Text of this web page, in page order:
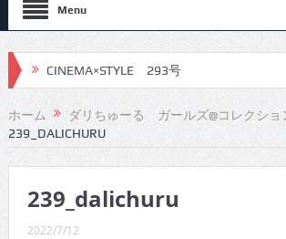
Menu
CINEMA×STYLE 293号
CINEMA×STYLE 292号
CINEMA×STYLE 291号
CINEMA×STYLE 289号
ホーム
ダリちゅーる ガールズ@コレクショ
239_DALICHURU
239_dalichuru
2022/7/12